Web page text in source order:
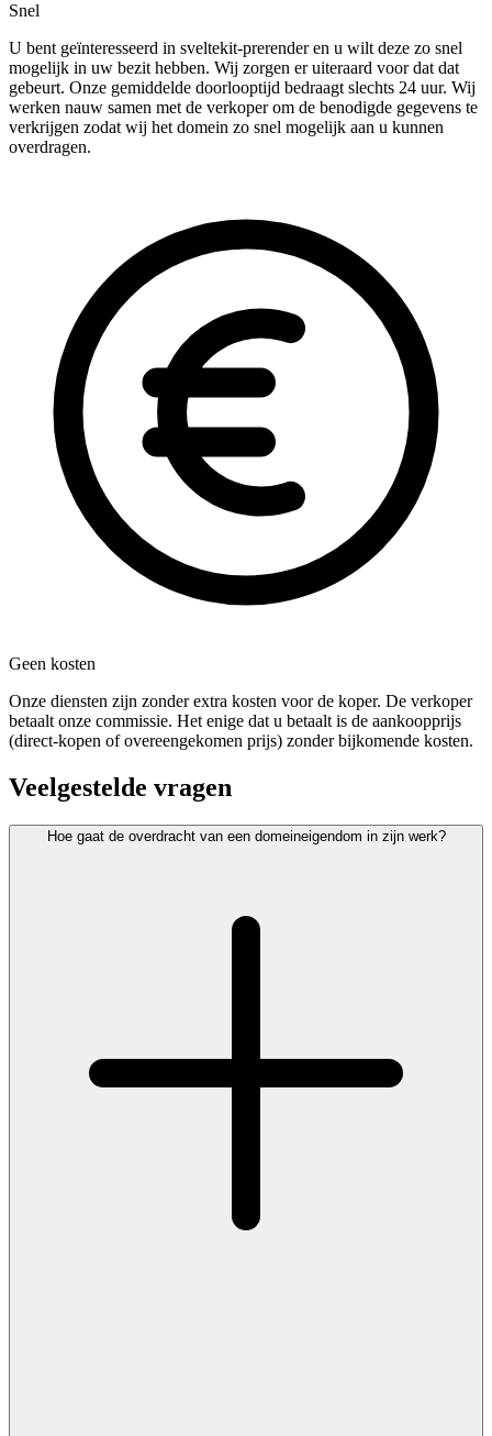
Snel
U bent geïnteresseerd in sveltekit-prerender en u wilt deze zo snel
mogelijk in uw bezit hebben. Wij zorgen er uiteraard voor dat dat
gebeurt. Onze gemiddelde doorlooptijd bedraagt slechts 24 uur. Wij
werken nauw samen met de verkoper om de benodigde gegevens te
verkrijgen zodat wij het domein zo snel mogelijk aan u kunnen
overdragen.
Geen kosten
Onze diensten zijn zonder extra kosten voor de koper. De verkoper
betaalt onze commissie. Het enige dat u betaalt is de aankoopprijs
(direct-kopen of overeengekomen prijs) zonder bijkomende kosten.
Veelgestelde vragen
Hoe gaat de overdracht van een domeineigendom in zijn werk?